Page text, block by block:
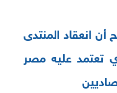
انعقاد المنتدى
تعتمد عليه مصر